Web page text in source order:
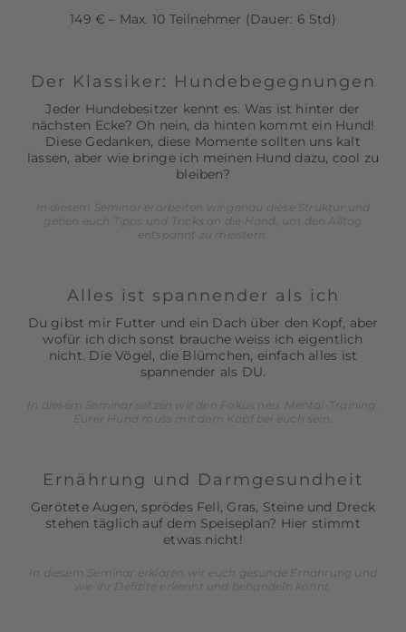
149 € – Max. 10 Teilnehmer (Dauer: 6 Std)
Der Klassiker: Hundebegegnungen
Jeder Hundebesitzer kennt es. Was ist hinter der
nächsten Ecke? Oh nein, da hinten kommt ein Hund!
Diese Gedanken, diese Momente sollten uns kalt
lassen, aber wie bringe ich meinen Hund dazu, cool zu
bleiben?
In diesem Seminar erarbeiten wir genau diese Struktur und
geben euch Tipps und Tricks an die Hand, um den Alltag
entspannt zu meistern.
Alles ist spannender als ich
Du gibst mir Futter und ein Dach über den Kopf, aber
wofür ich dich sonst brauche weiss ich eigentlich
nicht. Die Vögel, die Blümchen, einfach alles ist
spannender als DU.
In diesem Seminar setzen wir den Fokus neu. Mental-Training.
Eurer Hund muss mit dem Kopf bei euch sein.
Ernährung und Darmgesundheit
Gerötete Augen, sprödes Fell, Gras, Steine und Dreck
stehen täglich auf dem Speiseplan? Hier stimmt
etwas nicht!
In diesem Seminar erklären wir euch gesunde Ernährung und
wie ihr Defizite erkennt und behandeln könnt.